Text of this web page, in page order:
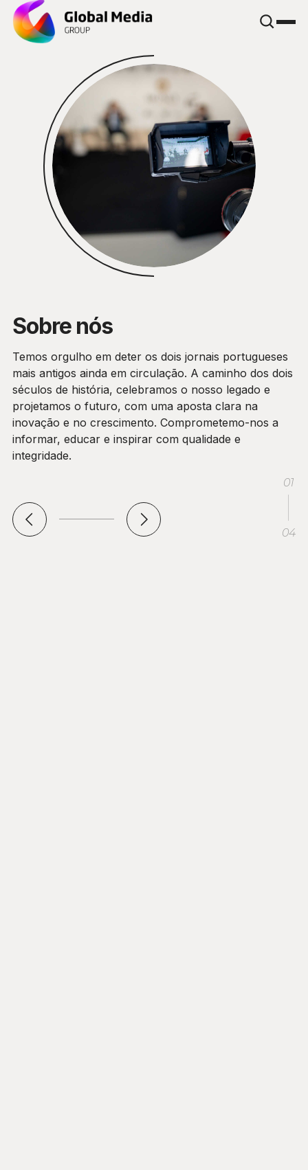
Sobre nós
Temos orgulho em deter os dois jornais portugueses
mais antigos ainda em circulação. A caminho dos dois
séculos de história, celebramos o nosso legado e
projetamos o futuro, com uma aposta clara na
inovação e no crescimento. Comprometemo-nos a
informar, educar e inspirar com qualidade e
integridade.
01
04